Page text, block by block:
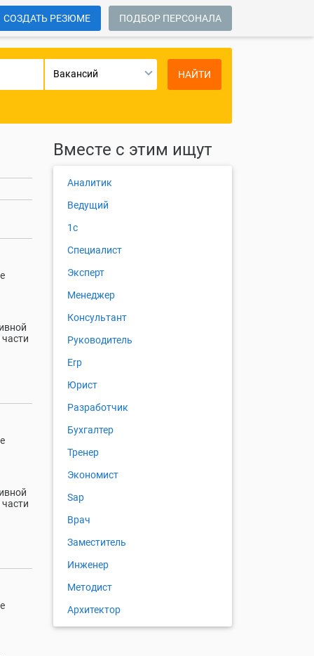
СОЗДАТЬ РЕЗЮМЕ ПОДБОР ПЕРСОНАЛА
Вакансий НАЙТИ
Вместе с этим ищут
Аналитик
Ведущий
1с
Специалист
Эксперт
Менеджер
Консультант
Руководитель
Erp
Юрист
Разработчик
Бухгалтер
Тренер
Экономист
Sap
Врач
Заместитель
Инженер
Методист
Архитектор